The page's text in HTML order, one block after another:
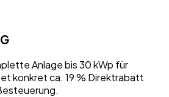
Anlage bis 30 kWp für
konkret ca. 19 % Direktrabatt